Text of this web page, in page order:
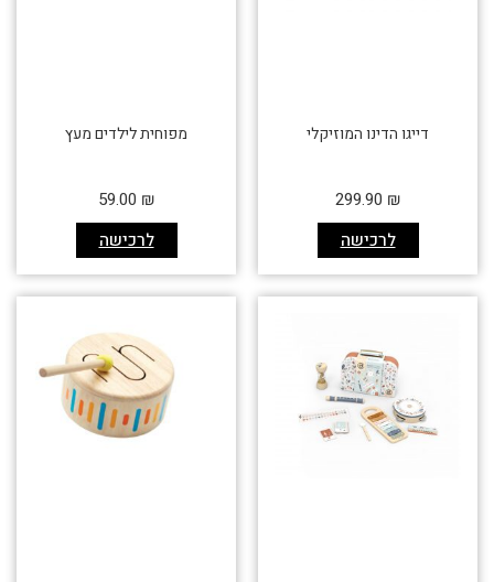
דייגו הדינו המוזיקלי
לרכישה
299.90 ₪
מפוחית לילדים מעץ
לרכישה
59.00 ₪